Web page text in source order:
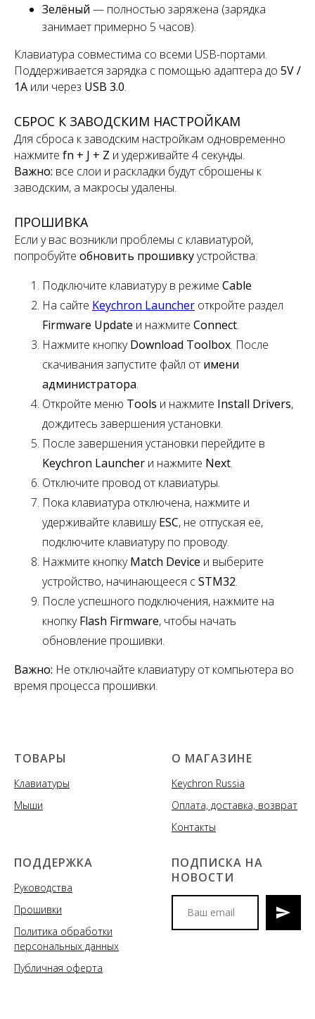
Зелёный — полностью заряжена (зарядка
занимает примерно 5 часов).
Клавиатура совместима со всеми USB-портами.
Поддерживается зарядка с помощью адаптера до 5V /
1A или через USB 3.0.
СБРОС К ЗАВОДСКИМ НАСТРОЙКАМ
Для сброса к заводским настройкам одновременно
нажмите fn + J + Z и удерживайте 4 секунды.
Важно: все слои и раскладки будут сброшены к
заводским, а макросы удалены.
ПРОШИВКА
Если у вас возникли проблемы с клавиатурой,
попробуйте обновить прошивкуустройства:
Подключите клавиатуру в режиме Cable
На сайте Keychron Launcher откройте раздел
Firmware Update и нажмите Connect.
Нажмите кнопкуDownload Toolbox. После
скачивания запустите файл от имени
администратора.
Откройте меню Tools и нажмите Install Drivers,
дождитесь завершения установки.
После завершения установки перейдите в
Keychron Launcher и нажмите Next.
Отключите провод от клавиатуры.
Пока клавиатура отключена, нажмите и
удерживайте клавишуESC, не отпуская её,
подключите клавиатуру по проводу.
Нажмите кнопкуMatch Device и выберите
устройство, начинающееся сSTM32.
После успешного подключения, нажмите на
кнопкуFlash Firmware, чтобы начать
обновление прошивки.
Важно: Не отключайте клавиатуру от компьютера во
время процесса прошивки.
ТОВАРЫ
Клавиатуры
Мыши
О МАГАЗИНЕ
Keychron Russia
Оплата, доставка, возврат
Контакты
ПОДДЕРЖКА
Руководства
Прошивки
Политика обработки
персональных данных
Публичная оферта
ПОДПИСКА НА
НОВОСТИ